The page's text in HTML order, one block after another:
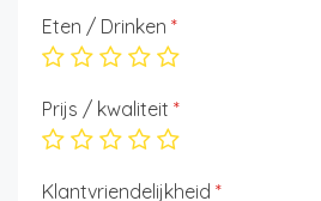
Eten / Drinken *
Prijs / kwaliteit *
Klantvriendelijkheid *